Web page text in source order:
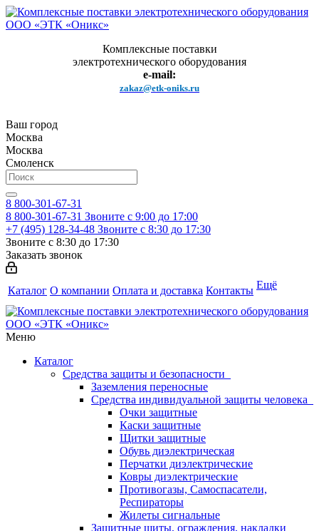
Комплексные поставки
электротехнического оборудования
e-mail:
zakaz@etk-oniks.ru
Ваш город
Москва
Москва
Смоленск
8 800-301-67-31
8 800-301-67-31 Звоните с 9:00 до 17:00
+7 (495) 128-34-48 Звоните с 8:30 до 17:30
Звоните с 8:30 до 17:30
Заказать звонок
Каталог О компании Оплата и доставка Контакты Ещё
Меню
Каталог
Средства защиты и безопасности
Заземления переносные
Средства индивидуальной защиты человека
Очки защитные
Каски защитные
Щитки защитные
Обувь диэлектрическая
Перчатки диэлектрические
Ковры диэлектрические
Противогазы, Самоспасатели,
Респираторы
Жилеты сигнальные
Защитные щиты, ограждения, накладки